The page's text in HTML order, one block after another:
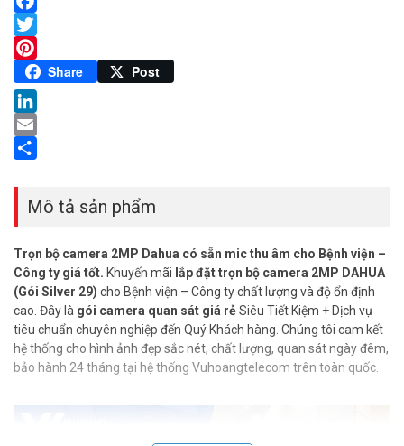
Facebook
Twitter
Pinterest
Share Post
LinkedIn
Email
Mô tả sản phẩm
Trọn bộ camera 2MP Dahua có sẵn mic thu âm cho Bệnh viện –
Công ty giá tốt. Khuyến mãi lắp đặt trọn bộ camera 2MP DAHUA
(Gói Silver 29) cho Bệnh viện – Công ty chất lượng và độ ổn định
cao. Đây là gói camera quan sát giá rẻSiêu Tiết Kiệm + Dịch vụ
tiêu chuẩn chuyên nghiệp đến Quý Khách hàng. Chúng tôi cam kết
hệ thống cho hình ảnh đẹp sắc nét, chất lượng, quan sát ngày đêm,
bảo hành 24 tháng tại hệ thống Vuhoangtelecom trên toàn quốc.